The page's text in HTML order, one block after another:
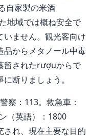
自家製の米酒
地域では概ね安全で
ません。観光客向け
品からメタノール中毒
留されたrượuからで
断りましょう。
警察：113。救急車：
（英語）：1800
れ、現在主要な目的